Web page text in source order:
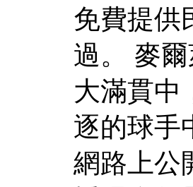
免費提供
過。 麥
大滿貫中
逐的球手
網路上公